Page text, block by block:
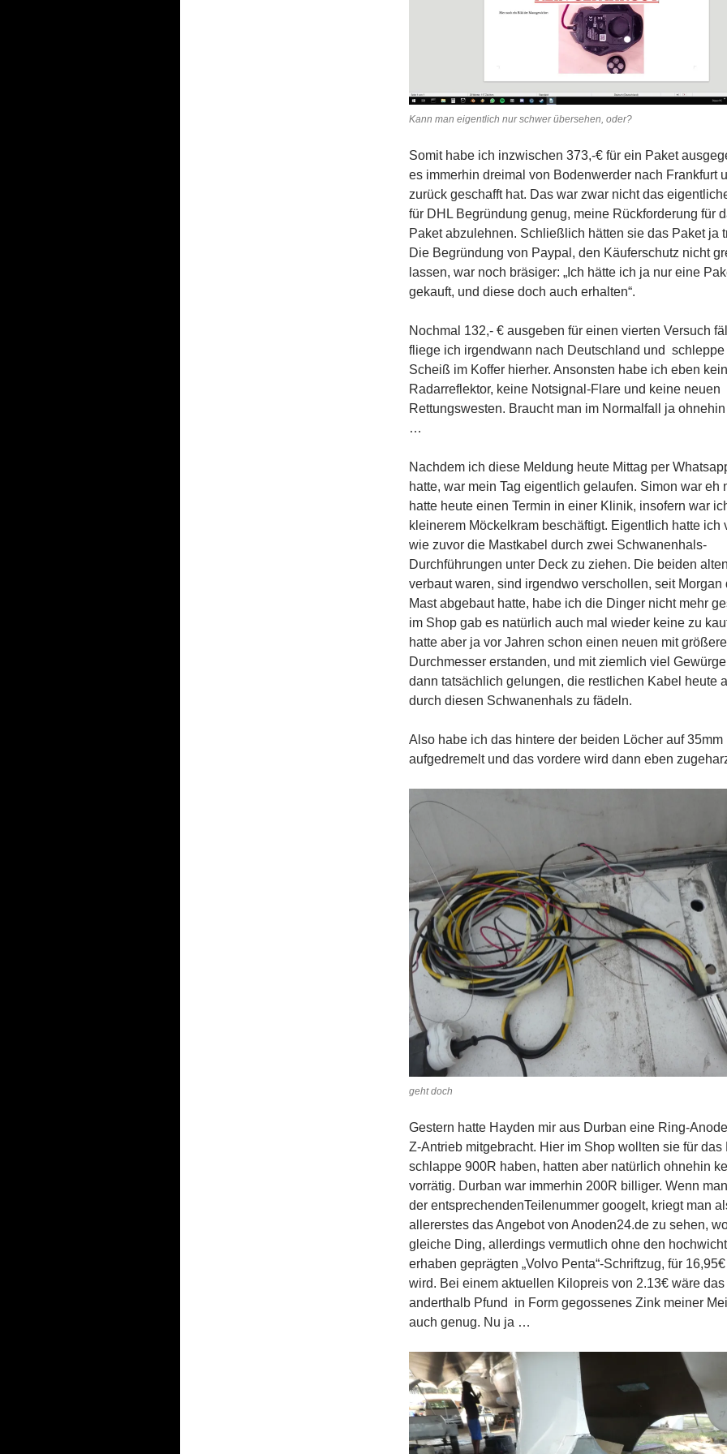
Kann man eigentlich nur schwer übersehen, oder?
Somit habe ich inzwischen 373,-€ für ein Paket
es immerhin dreimal von Bodenwerder nach Frankfurt
zurück geschafft hat. Das war zwar nicht das
für DHL Begründung genug, meine Rückforderung für
Paket abzulehnen. Schließlich hätten sie das Paket ja
Die Begründung von Paypal, den Käuferschutz nicht
lassen, war noch bräsiger: „Ich hätte ich ja nur eine
gekauft, und diese doch auch erhalten“.
Nochmal 132,- € ausgeben für einen vierten Versuch
fliege ich irgendwann nach Deutschland und schleppe
Scheiß im Koffer hierher. Ansonsten habe ich eben
Radarreflektor, keine Notsignal-Flare und keine neuen
Rettungswesten. Braucht man im Normalfall ja
…
Nachdem ich diese Meldung heute Mittag per
hatte, war mein Tag eigentlich gelaufen. Simon war eh
hatte heute einen Termin in einer Klinik, insofern war
kleinerem Möckelkram beschäftigt. Eigentlich hatte ich
wie zuvor die Mastkabel durch zwei Schwanenhals-
Durchführungen unter Deck zu ziehen. Die beiden
verbaut waren, sind irgendwo verschollen, seit Morgan
Mast abgebaut hatte, habe ich die Dinger nicht mehr
im Shop gab es natürlich auch mal wieder keine zu
hatte aber ja vor Jahren schon einen neuen mit
Durchmesser erstanden, und mit ziemlich viel
dann tatsächlich gelungen, die restlichen Kabel heute
durch diesen Schwanenhals zu fädeln.
Also habe ich das hintere der beiden Löcher auf 35mm
aufgedremelt und das vordere wird dann eben
geht doch
Gestern hatte Hayden mir aus Durban eine Ring-
Z-Antrieb mitgebracht. Hier im Shop wollten sie für das
schlappe 900R haben, hatten aber natürlich ohnehin
vorrätig. Durban war immerhin 200R billiger. Wenn
der entsprechendenTeilenummer googelt, kriegt man
allererstes das Angebot von Anoden24.de zu sehen,
gleiche Ding, allerdings vermutlich ohne den
erhaben geprägten „Volvo Penta“-Schriftzug, für
wird. Bei einem aktuellen Kilopreis von 2.13€ wäre das
anderthalb Pfund in Form gegossenes Zink meiner
auch genug. Nu ja …